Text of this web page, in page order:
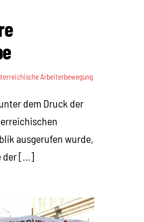
Arbeiterbewegung,
dem Druck der
ausgerufen wurde,
der […]